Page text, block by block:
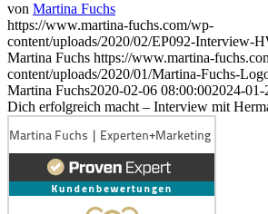
von Martina Fuchs
https://www.martina-fuchs.com/wp-
content/uploads/2020/02/EP092-Interview-
Martina Fuchs https://www.martina-
content/uploads/2020/01/Martina-Fuchs-
Martina Fuchs2020-02-06 08:00:002024-
Dich erfolgreich macht – Interview mit